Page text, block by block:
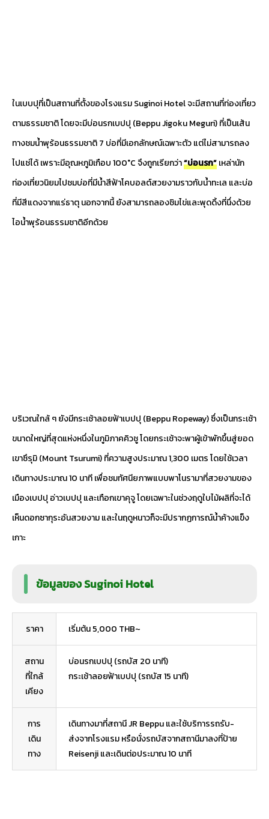
ในเบบปุที่เป็นสถานที่ตั้งของโรงแรม Suginoi Hotel จะมีสถานที่ท่องเที่ยว
ตามธรรมชาติ โดยจะมีบ่อนรกเบปปุ (Beppu Jigoku Meguri) ที่เป็นเส้น
ทางชมน้ำพุร้อนธรรมชาติ 7 บ่อที่มีเอกลักษณ์เฉพาะตัว แต่ไม่สามารถลง
ไปแช่ได้ เพราะมีอุณหภูมิเกือบ 100°C จึงถูกเรียกว่า“บ่อนรก”เหล่านัก
ท่องเที่ยวนิยมไปชมบ่อที่มีน้ำสีฟ้าโคบอลต์สวยงามราวกับน้ำทะเล และบ่อ
ที่มีสีแดงจากแร่ธาตุ นอกจากนี้ ยังสามารถลองชิมไข่และพุดดิ้งที่นึ่งด้วย
ไอน้ำพุร้อนธรรมชาติอีกด้วย
บริเวณใกล้ ๆ ยังมีกระเช้าลอยฟ้าเบปปุ (Beppu Ropeway) ซึ่งเป็นกระเช้า
ขนาดใหญ่ที่สุดแห่งหนึ่งในภูมิภาคคิวชู โดยกระเช้าจะพาผู้เข้าพักขึ้นสู่ยอด
เขาซึรุมิ (Mount Tsurumi) ที่ความสูงประมาณ 1,300 เมตร โดยใช้เวลา
เดินทางประมาณ 10 นาที เพื่อชมทัศนียภาพแบบพาโนรามาที่สวยงามของ
เมืองเบปปุ อ่าวเบปปุ และเทือกเขาคุจู โดยเฉพาะในช่วงฤดูใบไม้ผลิที่จะได้
เห็นดอกซากุระอันสวยงาม และในฤดูหนาวก็จะมีปรากฏการณ์น้ำค้างแข็ง
เกาะ
ข้อมูลของ Suginoi Hotel
ราคา เริ่มต้น 5,000 THB~
สถาน
ที่ใกล้
เคียง
บ่อนรกเบปปุ (รถบัส 20 นาที)
กระเช้าลอยฟ้าเบปปุ (รถบัส 15 นาที)
การ
เดิน
ทาง
เดินทางมาที่สถานี JR Beppu และใช้บริการรถรับ-
ส่งจากโรงแรม หรือนั่งรถบัสจากสถานีมาลงที่ป้าย
Reisenji และเดินต่อประมาณ 10 นาที